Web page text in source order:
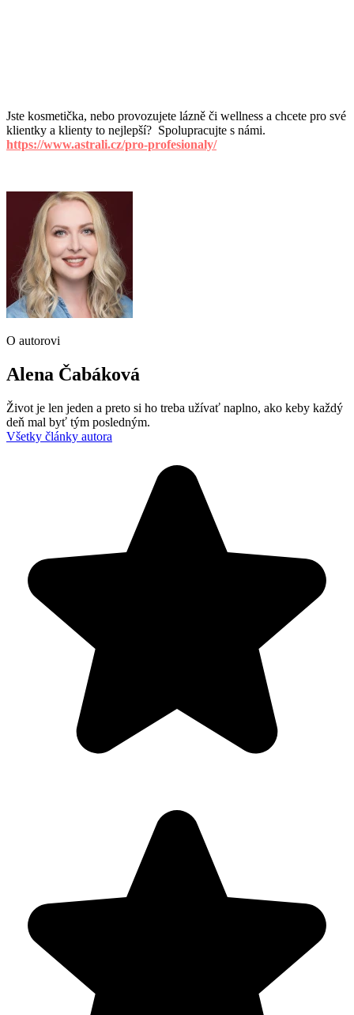
Jste kosmetička, nebo provozujete lázně či wellness a chcete pro své
klientky a klienty to nejlepší? Spolupracujte s námi.
https://www.astrali.cz/pro-profesionaly/
O autorovi
Alena Čabáková
Život je len jeden a preto si ho treba užívať naplno, ako keby každý
deň mal byť tým posledným.
Všetky články autora